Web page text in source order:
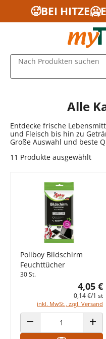
Zum Hauptinhalt springen
Zur Navigation springen
Zur Suche springen
🥵BEI
Nach Produkten suchen
Alle
Entdecke frische
und Fleisch bis hin zu
Große Auswahl und beste
11 Produkte ausgewählt
Poliboy Bildschirm
Feuchttücher
30 St.
4,05 €
0,14 €/1 st
inkl. MwSt., zzgl. Versand
ANZAHL VERRINGERN